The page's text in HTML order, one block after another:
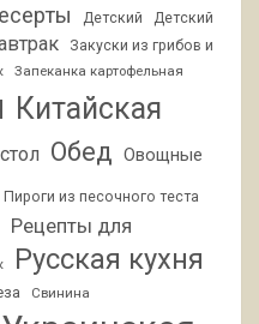
Детский
Детский
Закуски из грибов и
Запеканка картофельная
Китайская
Обед Овощные
Пироги из песочного теста
Рецепты для
Русская кухня
Свинина